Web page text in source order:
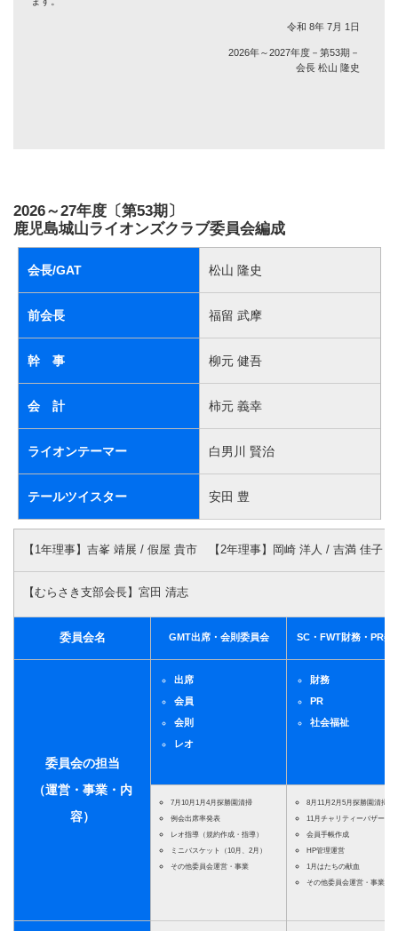
令和 8年 7月 1日
2026年～2027年度－第53期－
会長 松山 隆史
2026～27年度〔第53期〕
鹿児島城山ライオンズクラブ委員会編成
会長/GAT 松山 隆史
前会長 福留 武摩
幹 事 柳元 健吾
会 計 柿元 義幸
ライオンテーマー 白男川 賢治
テールツイスター 安田 豊
【1年理事】吉峯 靖展 / 假屋 貴市 【2年理事】岡崎 洋人 / 吉満 佳子
【むらさき支部会長】宮田 清志
委員会名 GMT出席・会則委員会 SC・FWT財務・PR委
委員会の担当
（運営・事業・内
容）
出席
会員
会則
レオ
財務
PR
社会福祉
7月10月1月4月探勝園清掃
例会出席率発表
レオ指導（規約作成・指導）
ミニバスケット（10月、2月）
その他委員会運営・事業
8月11月2月5月探勝園清掃
11月チャリティーバザー
会員手帳作成
HP管理運営
1月はたちの献血
その他委員会運営・事業